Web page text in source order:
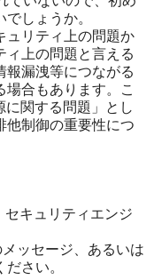
しょうか。
ュリティ上の問題か
ィ上の問題と言える
報漏洩等につながる
合もあります。こ
関する問題」とし
他制御の重要性につ
キュリティエンジ
メッセージ、あるいは
さい。